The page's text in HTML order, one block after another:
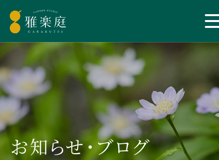
お知らせ・ブログ